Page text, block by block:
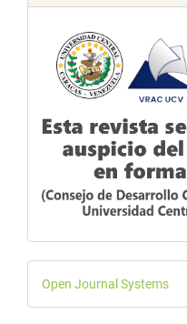
Desarrollado
por
Open Journal Systems